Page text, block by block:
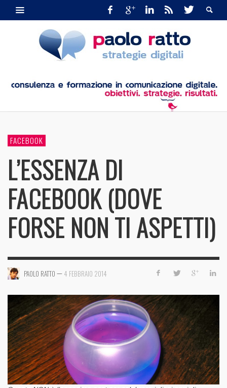
FACEBOOK
L’ESSENZA DI
FACEBOOK (DOVE
FORSE NON TI ASPETTI)
PAOLO RATTO — 4 FEBBRAIO 2014